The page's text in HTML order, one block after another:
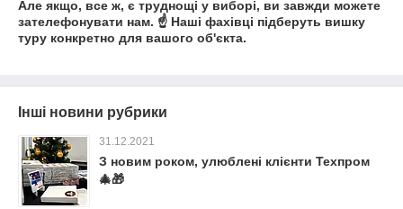
Але якщо, все ж, є труднощі у виборі, ви завжди можете
зателефонувати нам. ☝️ Наші фахівці підберуть вишку
туру конкретно для вашого об'єкта.
Інші новини рубрики
31.12.2021
З новим роком, улюблені клієнти Техпром
🎄🎁